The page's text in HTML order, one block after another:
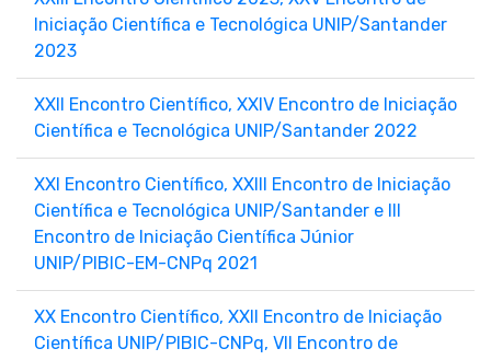
Iniciação Científica e Tecnológica UNIP/Santander
2023
XXII Encontro Científico, XXIV Encontro de Iniciação
Científica e Tecnológica UNIP/Santander 2022
XXI Encontro Científico, XXIII Encontro de Iniciação
Científica e Tecnológica UNIP/Santander e III
Encontro de Iniciação Científica Júnior
UNIP/PIBIC-EM-CNPq 2021
XX Encontro Científico, XXII Encontro de Iniciação
Científica UNIP/PIBIC-CNPq, VII Encontro de